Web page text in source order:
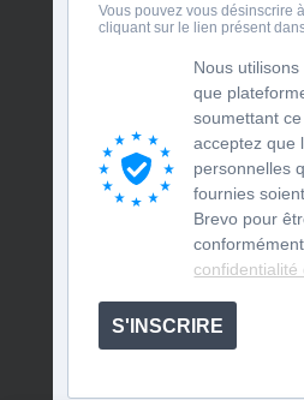
Vous pouvez vous désinscrire
cliquant sur le lien présent
Nous
que
soumettant
acceptez que
personnelles
fournies
Brevo pour
conformément
confidentialité
S'INSCRIRE